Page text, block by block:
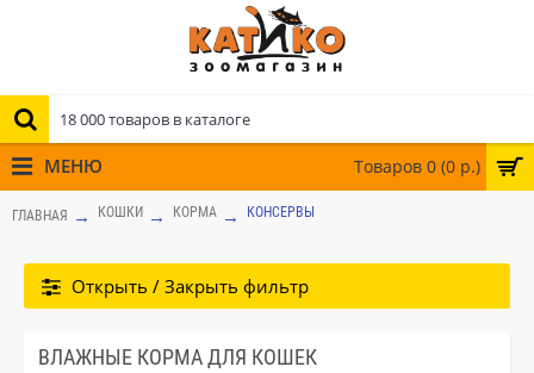
Товаров 0 (0 р.)
МЕНЮ
ГЛАВНАЯ КОШКИ КОРМА КОНСЕРВЫ
Открыть / Закрыть фильтр
ВЛАЖНЫЕ КОРМА ДЛЯ КОШЕК